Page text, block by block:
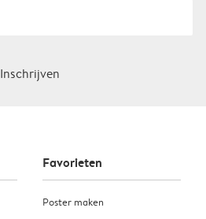
Inschrijven
Favorieten
Poster maken